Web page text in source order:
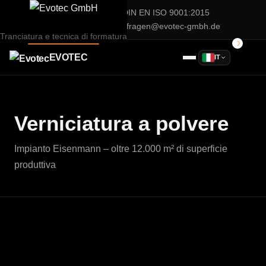
Tranciatura e tecnica di formatura
Evotec GmbH — DIN EN ISO 9001:2015
anfragen@evotec-gmbh.de
EVOTEC IT
Verniciatura a polvere
Impianto Eisenmann – oltre 12.000 m² di superficie
produttiva